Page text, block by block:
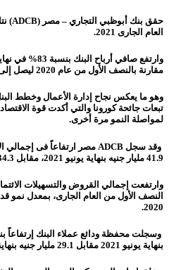
حقق بنك أبوظبي التجاري – مصر (ADCB
)
العام الجارى 2021.
وارتفع صافي
مقارنة بالنصف الأول من عام 2020 ليصل إلى 358 مليون جنيه.
وهو ما يعكس نجاح إدارة الأعمال وخطط
تبعات جائحة كورونا والتي أكدت قوة
لمواصلة النمو مرة أخرى.
وقد سجل ADCB
41.9 مليار جنيه بنهاية يونيو 2021، مقابل 34.3 مليار جنيه بنهاية ديسمبر 2020،
2020.
بنهاية يونيو 2021 مقابل 29.1 مليار جنيه بنهاية ديسمبر 2020.